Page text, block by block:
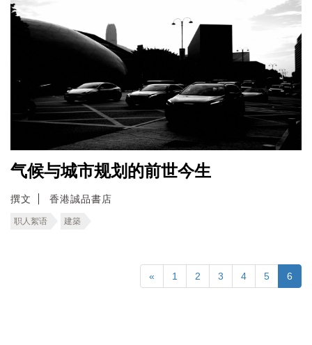
气候与城市规划的前世今生
撰文 香港誠品書店
职人絮语 建築
« 1 2 3 4 5 6